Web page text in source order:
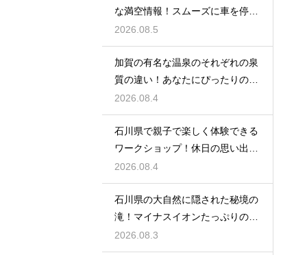
な満空情報！スムーズに車を停め
る裏技
2026.08.5
加賀の有名な温泉のそれぞれの泉
質の違い！あなたにぴったりの名
湯を探す
2026.08.4
石川県で親子で楽しく体験できる
ワークショップ！休日の思い出作
りに最適
2026.08.4
石川県の大自然に隠された秘境の
滝！マイナスイオンたっぷりの癒
やし空間
2026.08.3